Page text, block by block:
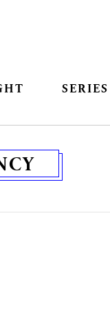
SERIES